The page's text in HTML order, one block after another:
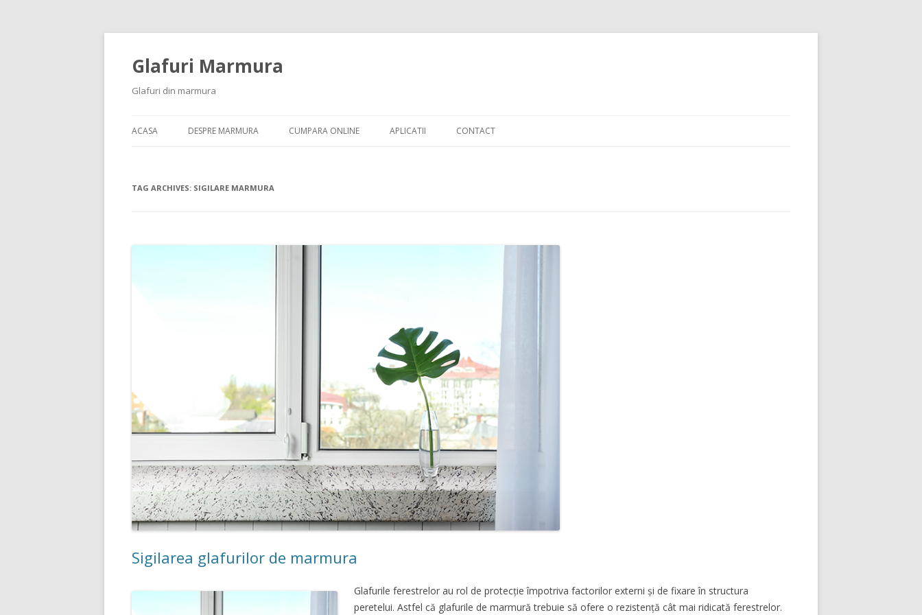
Glafuri Marmura
Glafuri din marmura
ACASA DESPRE MARMURA CUMPARA ONLINE APLICATII CONTACT
TAG ARCHIVES: SIGILARE MARMURA
Sigilarea glafurilor de marmura
Glafurile ferestrelor au rol de protecție împotriva factorilor externi și de fixare în structura
peretelui. Astfel că glafurile de marmură trebuie să ofere o rezistență cât mai ridicată ferestrelor.